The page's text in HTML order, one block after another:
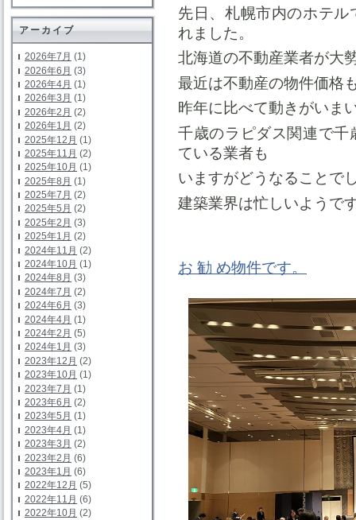
アーカイブ
2026年7月 (1)
2026年6月 (3)
2026年4月 (1)
2026年3月 (1)
2026年2月 (2)
2026年1月 (2)
2025年12月 (1)
2025年11月 (2)
2025年10月 (1)
2025年8月 (1)
2025年7月 (2)
2025年5月 (2)
2025年2月 (3)
2025年1月 (2)
2024年11月 (2)
2024年10月 (1)
2024年8月 (3)
2024年7月 (2)
2024年6月 (3)
2024年4月 (1)
2024年2月 (5)
2024年1月 (3)
2023年12月 (2)
2023年10月 (1)
2023年7月 (1)
2023年6月 (2)
2023年5月 (1)
2023年4月 (1)
2023年3月 (2)
2023年2月 (6)
2023年1月 (6)
2022年12月 (5)
2022年11月 (6)
2022年10月 (2)
先日、札幌市内のホテ
れました。
北海道の不動産業者が大
最近は不動産の物件価格
昨年に比べて動きがいま
千歳のラピダス関連で
ている業者も
いますがどうなることで
建築業界は忙しいようで
お 勧 め物件です。